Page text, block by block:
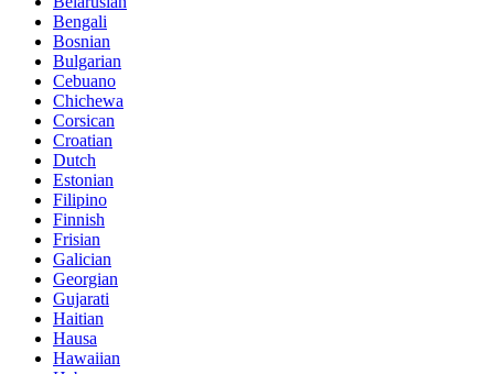
Bengali
Bosnian
Bulgarian
Cebuano
Chichewa
Corsican
Croatian
Dutch
Estonian
Filipino
Finnish
Frisian
Galician
Georgian
Gujarati
Haitian
Hausa
Hawaiian